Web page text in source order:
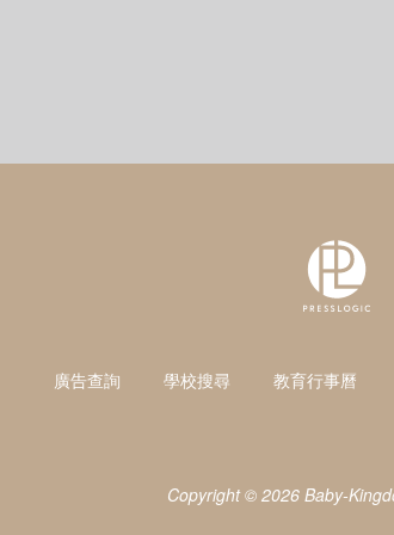
廣告查詢 學校搜尋 教育行事曆
Copyright © 2026 Baby-